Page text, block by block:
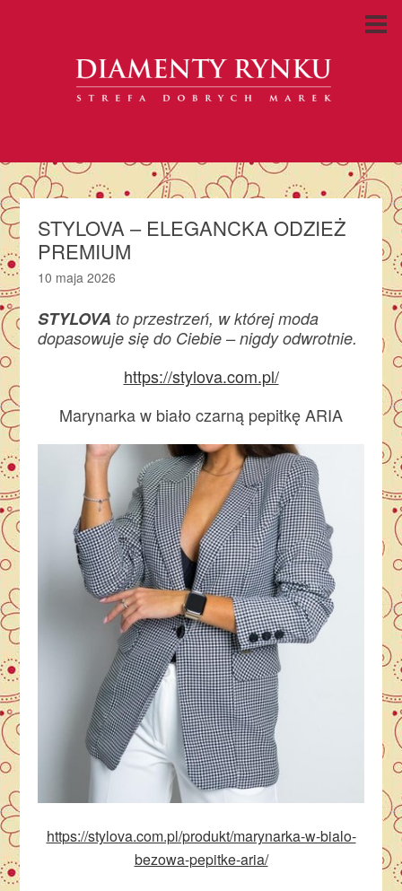
STYLOVA – ELEGANCKA ODZIEŻ
PREMIUM
10 maja 2026
STYLOVA to przestrzeń, w której moda
dopasowuje się do Ciebie – nigdy odwrotnie.
https://stylova.com.pl/
Marynarka w biało czarną pepitkę ARIA
https://stylova.com.pl/produkt/marynarka-w-bialo-
bezowa-pepitke-aria/